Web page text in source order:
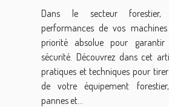
Dans le secteur forestier,
performances de vos
priorité absolue pour
sécurité. Découvrez dans cet
pratiques et techniques pour
de votre équipement
pannes et...